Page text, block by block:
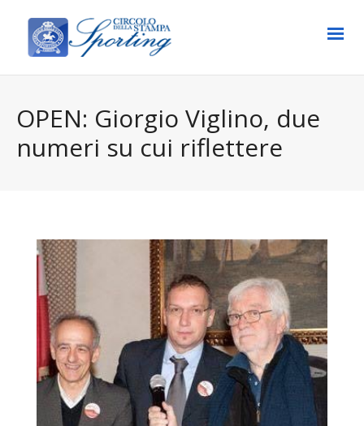
OPEN: Giorgio Viglino, due
numeri su cui riflettere